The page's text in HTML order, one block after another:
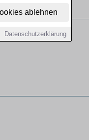
ablehnen
Datenschutzerklärung